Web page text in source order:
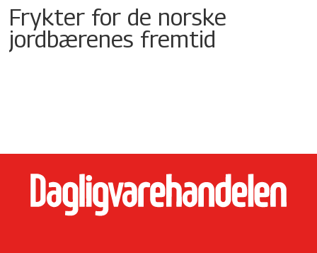
Frykter for de norske
jordbærenes fremtid